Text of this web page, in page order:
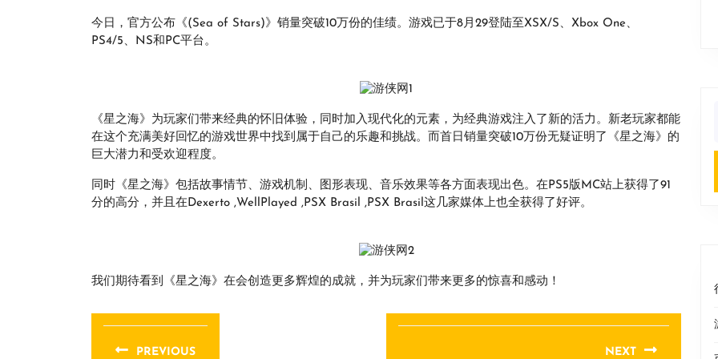
今日，官方公布《(Sea of Stars)》销量突破10万份的佳绩。游戏已于8月29登陆至XSX/S、Xbox One、
PS4/5、NS和PC平台。
《星之海》为玩家们带来经典的怀旧体验，同时加入现代化的元素，为经典游戏注入了新的活力。新老玩家都能
在这个充满美好回忆的游戏世界中找到属于自己的乐趣和挑战。而首日销量突破10万份无疑证明了《星之海》的
巨大潜力和受欢迎程度。
同时《星之海》包括故事情节、游戏机制、图形表现、音乐效果等各方面表现出色。在PS5版MC站上获得了91
分的高分，并且在Dexerto ,WellPlayed ,PSX Brasil ,PSX Brasil这几家媒体上也全获得了好评。
我们期待看到《星之海》在会创造更多辉煌的成就，并为玩家们带来更多的惊喜和感动！
文
章
PREVIOUS NEXT